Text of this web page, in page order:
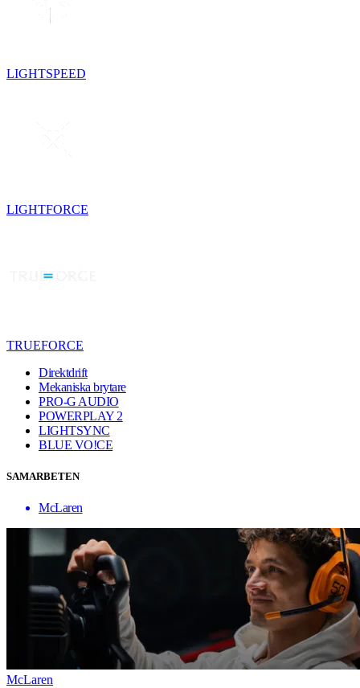
LIGHTSPEED
LIGHTFORCE
TRUEFORCE
Direktdrift
Mekaniska brytare
PRO-G AUDIO
POWERPLAY 2
LIGHTSYNC
BLUE VO!CE
SAMARBETEN
McLaren
McLaren